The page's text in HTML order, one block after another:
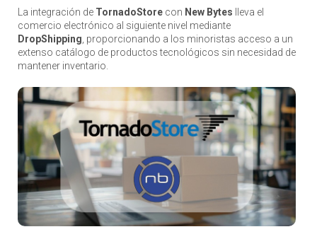
La integración de TornadoStore con New Bytes lleva el
comercio electrónico al siguiente nivel mediante
DropShipping , proporcionando a los minoristas acceso a un
extenso catálogo de productos tecnológicos sin necesidad de
mantener inventario.